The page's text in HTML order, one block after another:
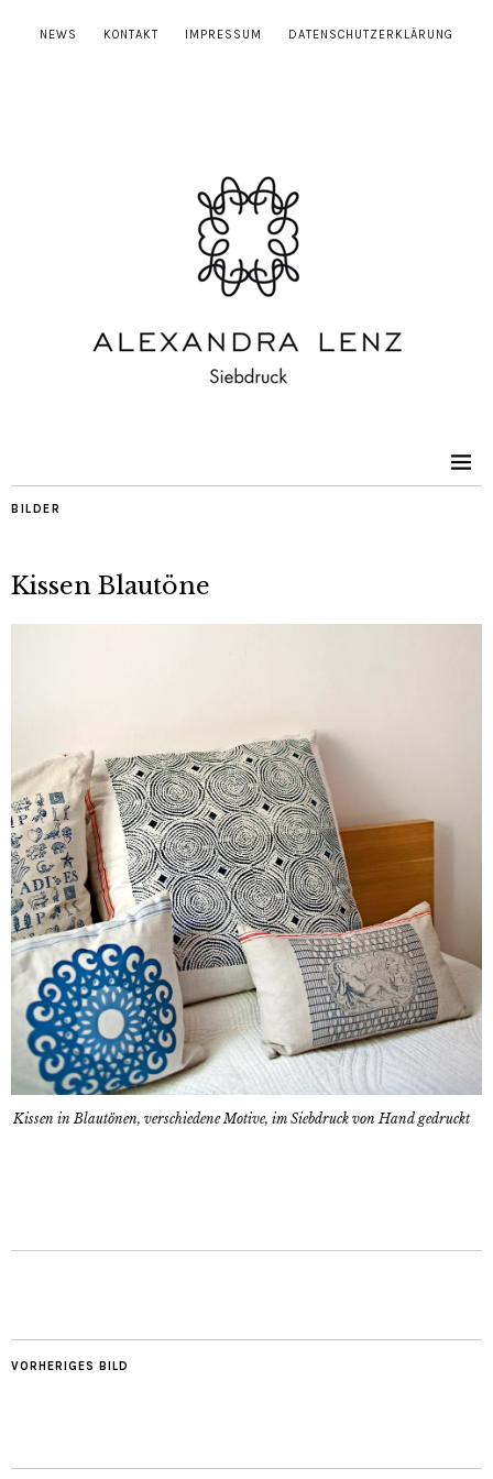
NEWS KONTAKT IMPRESSUM DATENSCHUTZERKLÄRUNG
BILDER
Kissen Blautöne
Kissen in Blautönen, verschiedene Motive, im Siebdruck von Hand gedruckt
VORHERIGES BILD